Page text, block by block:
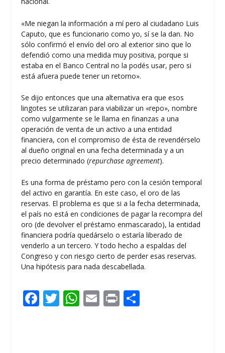
«Me niegan la información a mí pero al ciudadano Luis
Caputo, que es funcionario como yo, sí se la dan. No
sólo confirmó el envío del oro al exterior sino que lo
defendió como una medida muy positiva, porque si
estaba en el Banco Central no la podés usar, pero si
está afuera puede tener un retorno».
Se dijo entonces que una alternativa era que esos
lingotes se utilizaran para viabilizar un «repo», nombre
como vulgarmente se le llama en finanzas a una
operación de venta de un activo a una entidad
financiera, con el compromiso de ésta de revendérselo
al dueño original en una fecha determinada y a un
precio determinado (repurchase agreement).
Es una forma de préstamo pero con la cesión temporal
del activo en garantía. En este caso, el oro de las
reservas. El problema es que si a la fecha determinada,
el país no está en condiciones de pagar la recompra del
oro (de devolver el préstamo enmascarado), la entidad
financiera podría quedárselo o estaría liberado de
venderlo a un tercero. Y todo hecho a espaldas del
Congreso y con riesgo cierto de perder esas reservas.
Una hipótesis para nada descabellada.
F T W E Pr